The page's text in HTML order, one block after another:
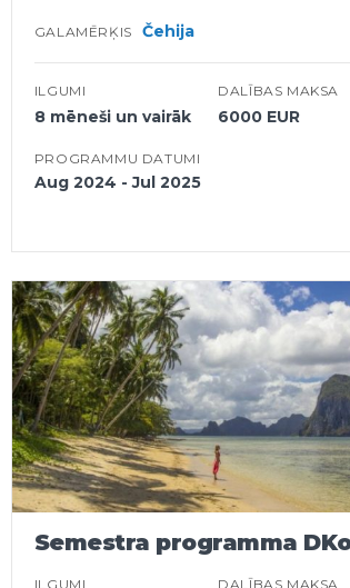
GALAMĒRĶIS Čehija
ILGUMI
8 mēneši un vairāk
DALĪBAS MAKSA
6000 EUR
PROGRAMMU DATUMI
Aug 2024 - Jul 2025
Semestra programma
ILGUMI DALĪBAS MAKSA